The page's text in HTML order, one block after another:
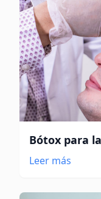
Bótox para
Leer más